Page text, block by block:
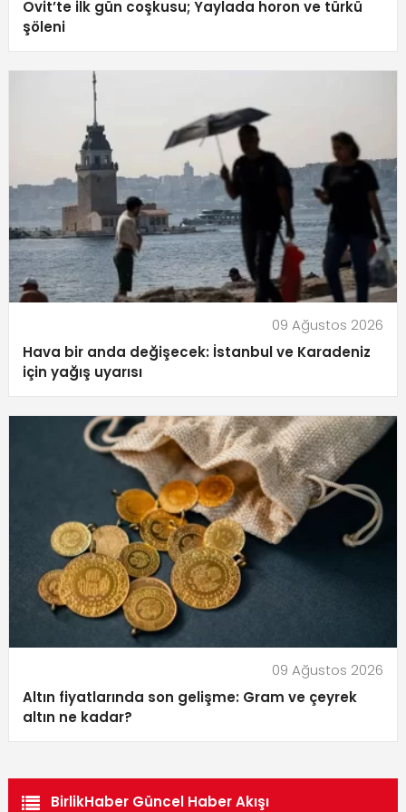
Ovit’te ilk gün coşkusu; Yaylada horon ve türkü
şöleni
09 Ağustos 2026
Hava bir anda değişecek: İstanbul ve Karadeniz
için yağış uyarısı
09 Ağustos 2026
Altın fiyatlarında son gelişme: Gram ve çeyrek
altın ne kadar?
BirlikHaber Güncel Haber Akışı